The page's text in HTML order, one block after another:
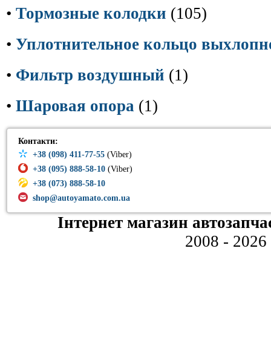
• Тормозные колодки (105)
• Уплотнительное кольцо
• Фильтр воздушный (1)
• Шаровая опора (1)
Контакти:
+38 (098) 411-77-55 (Viber)
+38 (095) 888-58-10 (Viber)
+38 (073) 888-58-10
shop@autoyamato.com.ua
Інтернет магазин
2008 - 2026